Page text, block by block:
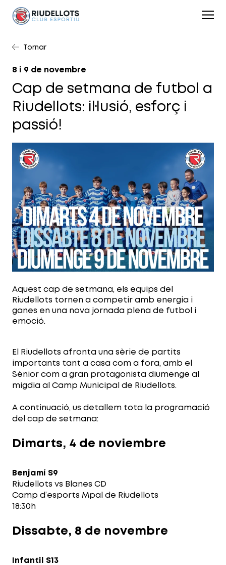
Tornar
8 i 9 de novembre
Cap de setmana de futbol a
Riudellots: il·lusió, esforç i
passió!
Aquest cap de setmana, els equips del
Riudellots tornen a competir amb energia i
ganes en una nova jornada plena de futbol i
emoció.
El Riudellots afronta una sèrie de partits
importants tant a casa com a fora, amb el
Sènior com a gran protagonista diumenge al
migdia al Camp Municipal de Riudellots.
A continuació, us detallem tota la programació
del cap de setmana:
Dimarts, 4 de noviembre
Benjamí S9
Riudellots vs Blanes CD
Camp d’esports Mpal de Riudellots
18:30h
Dissabte, 8 de novembre
Infantil S13